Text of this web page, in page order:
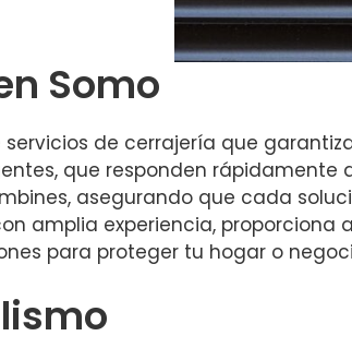
Somo
de cerrajería que
que responden rápidamente
asegurando que cada
amplia experiencia, proporciona
para proteger tu hogar o